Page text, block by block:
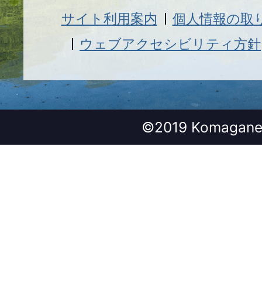
サイト利用案内
個人情報の取
ウェブアクセシビリティ方針
©2019